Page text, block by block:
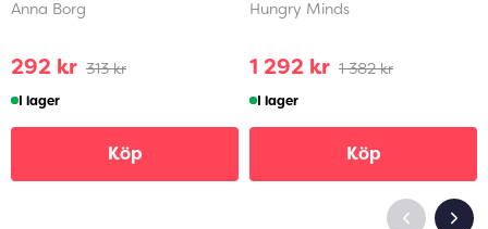
Anna Borg
292 kr 313 kr
I lager
Köp
Hungry Minds
1 292 kr 1 382 kr
I lager
Köp